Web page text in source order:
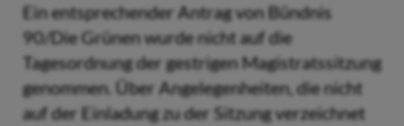
Ein entsprechender Antrag von Bündnis
90/Die Grünen wurde nicht auf die
Tagesordnung der gestrigen Magistratssitzung
genommen. Über Angelegenheiten, die nicht
auf der Einladung zu der Sitzung verzeichnet